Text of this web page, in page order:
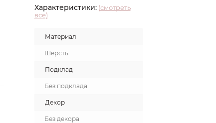
Характеристики: (смотреть
все)
Материал
Шерсть
Подклад
Без подклада
Декор
Без декора